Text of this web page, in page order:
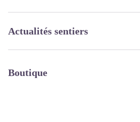
Actualités sentiers
Boutique